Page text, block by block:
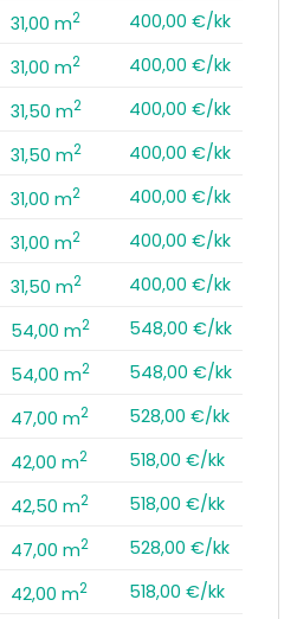
31,00 m2
400,00 €/kk
31,00 m2
400,00 €/kk
31,50 m2
400,00 €/kk
31,50 m2
400,00 €/kk
31,00 m2
400,00 €/kk
31,00 m2
400,00 €/kk
31,50 m2
400,00 €/kk
54,00 m2
548,00 €/kk
54,00 m2
548,00 €/kk
47,00 m2
528,00 €/kk
42,00 m2
518,00 €/kk
42,50 m2
518,00 €/kk
47,00 m2
528,00 €/kk
42,00 m2
518,00 €/kk